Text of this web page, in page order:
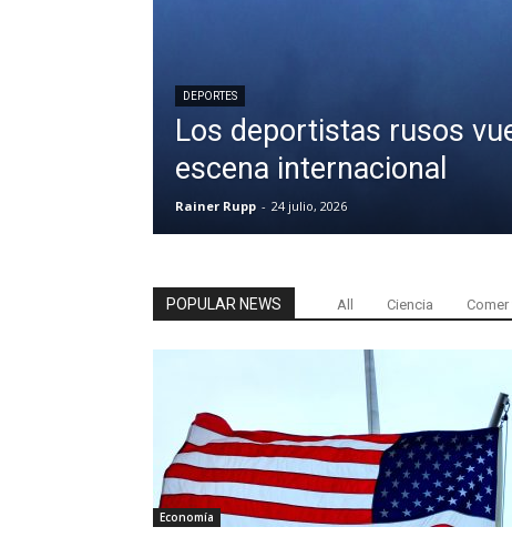
DEPORTES
Los deportistas rusos
escena internacional
Rainer Rupp - 24 julio, 2026
POPULAR NEWS All Ciencia
Economía